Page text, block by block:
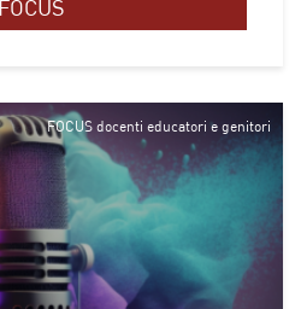
FOCUS
FOCUS docenti educatori e genitori